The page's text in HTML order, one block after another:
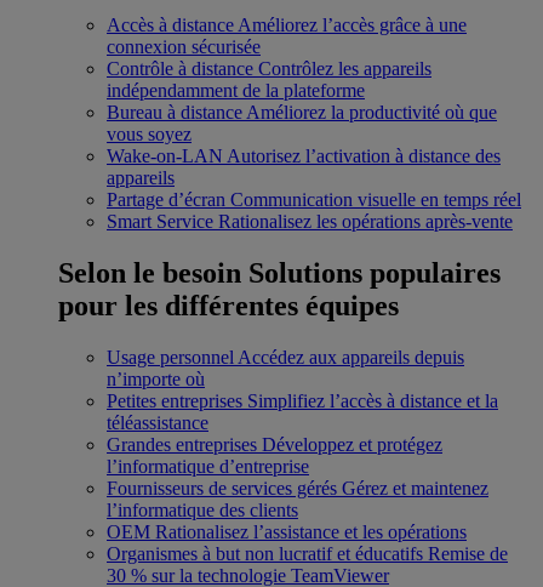
Accès à distance Améliorez l’accès grâce à une
connexion sécurisée
Contrôle à distance Contrôlez les appareils
indépendamment de la plateforme
Bureau à distance Améliorez la productivité où que
vous soyez
Wake-on-LAN Autorisez l’activation à distance des
appareils
Partage d’écran Communication visuelle en temps réel
Smart Service Rationalisez les opérations après-vente
Selon le besoin Solutions populaires
pour les différentes équipes
Usage personnel Accédez aux appareils depuis
n’importe où
Petites entreprises Simplifiez l’accès à distance et la
téléassistance
Grandes entreprises Développez et protégez
l’informatique d’entreprise
Fournisseurs de services gérés Gérez et maintenez
l’informatique des clients
OEM Rationalisez l’assistance et les opérations
Organismes à but non lucratif et éducatifs Remise de
30 % sur la technologie TeamViewer